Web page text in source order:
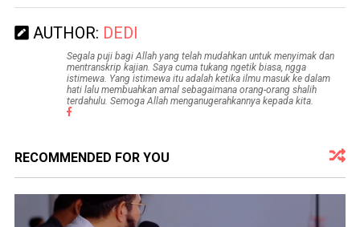
AUTHOR: DEDI
Segala puji bagi Allah yang telah mudahkan untuk menyimak dan
mentranskrip kajian. Saya cuma tukang ngetik biasa, ngga
istimewa. Yang istimewa itu adalah ketika ilmu masuk ke dalam
hati lalu membuahkan amal sebagaimana orang-orang shalih
terdahulu. Semoga Allah menganugerahkannya kepada kita.
RECOMMENDED FOR YOU